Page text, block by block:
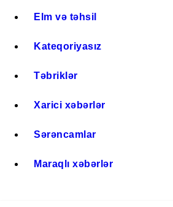
Elm və təhsil
Kateqoriyasız
Təbriklər
Xarici xəbərlər
Sərəncamlar
Maraqlı xəbərlər